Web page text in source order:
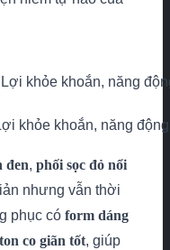
khỏe khoắn, năng động
đen, phối sọc đỏ nổi
nhưng vẫn thời
phục có form dáng
co giãn tốt, giúp